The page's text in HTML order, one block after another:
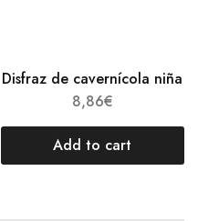
Disfraz de cavernícola niña
8,86€
Add to cart